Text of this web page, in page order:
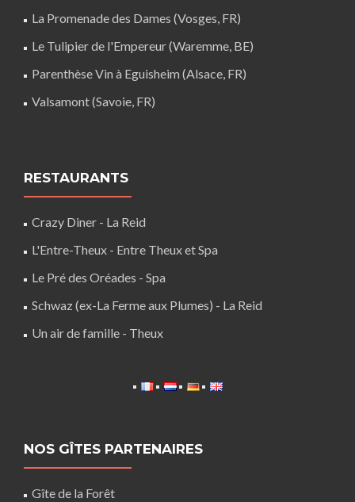
La Promenade des Dames (Vosges, FR)
Le Tulipier de l'Empereur (Waremme, BE)
Parenthèse Vin à Eguisheim (Alsace, FR)
Valsamont (Savoie, FR)
RESTAURANTS
Crazy Diner - La Reid
L'Entre-Theux - Entre Theux et Spa
Le Pré des Oréades - Spa
Schwaz (ex-La Ferme aux Plumes) - La Reid
Un air de famille - Theux
NOS GÎTES PARTENAIRES
Gîte de la Forêt